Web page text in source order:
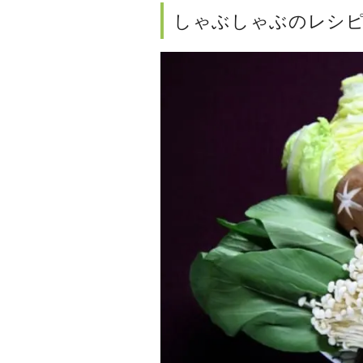
しゃぶしゃぶのレシ